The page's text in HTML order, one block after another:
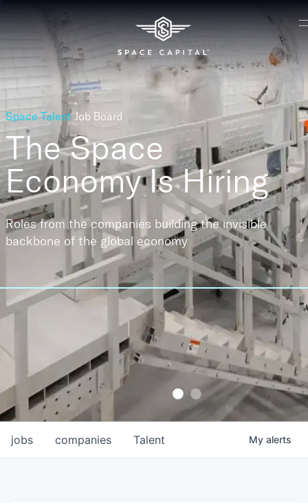
Space Talent Job Board
The Space
EconomyIs Hiring
Roles from the companies building the invisible
backbone of the global economy
jobs companies Talent My alerts